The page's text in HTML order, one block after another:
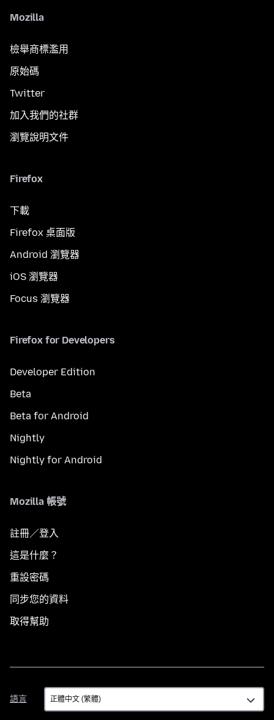
Mozilla
檢舉商標濫用
原始碼
Twitter
加入我們的社群
瀏覽說明文件
Firefox
下載
Firefox 桌面版
Android 瀏覽器
iOS 瀏覽器
Focus 瀏覽器
Firefox for Developers
Developer Edition
Beta
Beta for Android
Nightly
Nightly for Android
Mozilla 帳號
註冊／登入
這是什麼？
重設密碼
同步您的資料
取得幫助
語言
語
言